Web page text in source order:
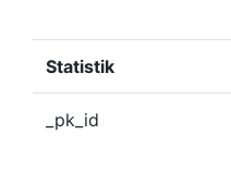
Statistik
_pk_id